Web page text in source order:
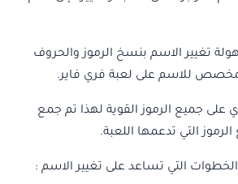
تغيير الاسم بنسخ الرموز والحروف
للاسم على لعبة فري فاير.
على جميع الرموز القوية لهذا تم جمع
التي تدعمها اللعبة.
التي تساعد على تغيير الاسم :